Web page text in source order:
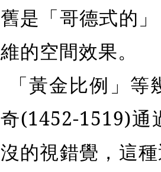
舊是「哥德式的
維的空間效果。
「黃金比例」
奇(1452-1519)通
沒的視錯覺，這